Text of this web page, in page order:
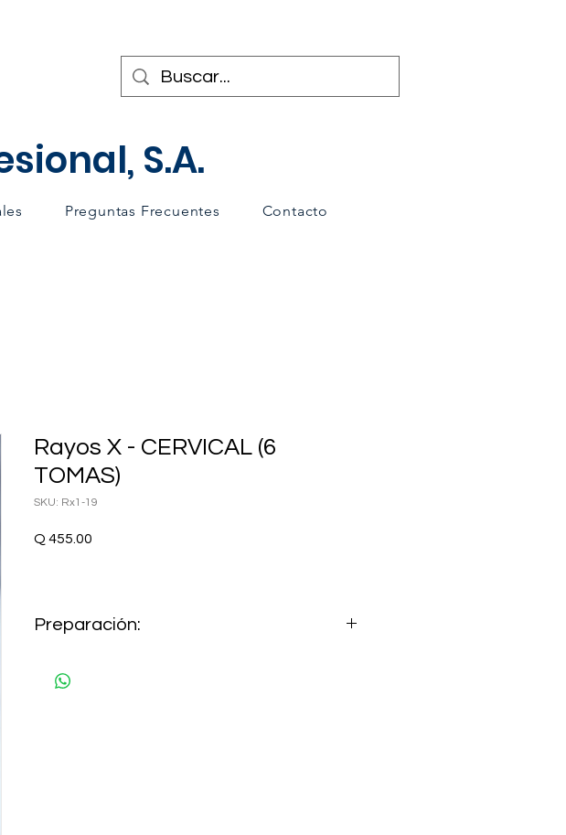
S.A.
Preguntas Frecuentes Contacto
Rayos X - CERVICAL (6
TOMAS)
SKU: Rx1-19
Q 455.00
Preparación: